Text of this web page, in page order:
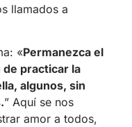
llamados a
«Permanezca el
practicar la
algunos, sin
” Aquí se nos
amor a todos,